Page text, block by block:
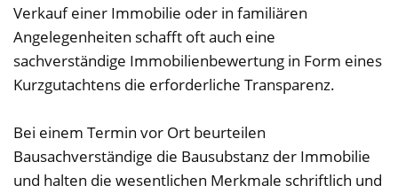
Verkauf einer Immobilie oder in familiären
Angelegenheiten schafft oft auch eine
sachverständige Immobilienbewertung in Form eines
Kurzgutachtens die erforderliche Transparenz.
Bei einem Termin vor Ort beurteilen
Bausachverständige die Bausubstanz der Immobilie
und halten die wesentlichen Merkmale schriftlich und